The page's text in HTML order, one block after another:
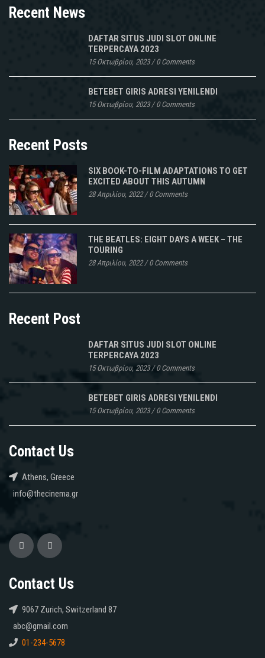
Recent News
DAFTAR SITUS JUDI SLOT ONLINE
TERPERCAYA 2023
15 Οκτωβρίου, 2023/0 Comments
BETEBET GIRIS ADRESI YENILENDI
15 Οκτωβρίου, 2023/0 Comments
Recent Posts
SIX BOOK-TO-FILM ADAPTATIONS TO GET
EXCITED ABOUT THIS AUTUMN
28 Απριλίου, 2022/0 Comments
THE BEATLES: EIGHT DAYS A WEEK – THE
TOURING
28 Απριλίου, 2022/0 Comments
Recent Post
DAFTAR SITUS JUDI SLOT ONLINE
TERPERCAYA 2023
15 Οκτωβρίου, 2023/0 Comments
BETEBET GIRIS ADRESI YENILENDI
15 Οκτωβρίου, 2023/0 Comments
Contact Us
Athens, Greece
info@thecinema.gr
Contact Us
9067 Zurich, Switzerland 87
abc@gmail.com
01-234-5678